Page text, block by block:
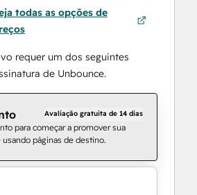
todas as opções de
requer um dos seguintes
de Unbounce.
Avaliação gratuita de 14 dias
para começar a promover sua
páginas de destino.